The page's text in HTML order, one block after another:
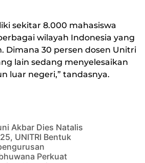
sekitar 8.000 mahasiswa
wilayah Indonesia yang
Dimana 30 persen dosen Unitri
lain sedang menyelesaikan
luar negeri,” tandasnya.
Akbar Dies Natalis
UNITRI Bentuk
Perkuat